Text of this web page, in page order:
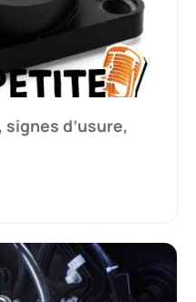
signes d’usure,